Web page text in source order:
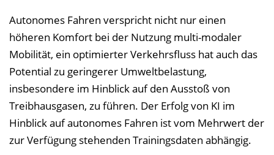
s
e
Autonomes Fahren verspricht nicht nur einen
höheren Komfort bei der Nutzung multi-modaler
Mobilität, ein optimierter Verkehrsfluss hat auch das
Potential zu geringerer Umweltbelastung,
insbesondere im Hinblick auf den Ausstoß von
Treibhausgasen, zu führen. Der Erfolg von KI im
Hinblick auf autonomes Fahren ist vom Mehrwert der
zur Verfügung stehenden Trainingsdaten abhängig.